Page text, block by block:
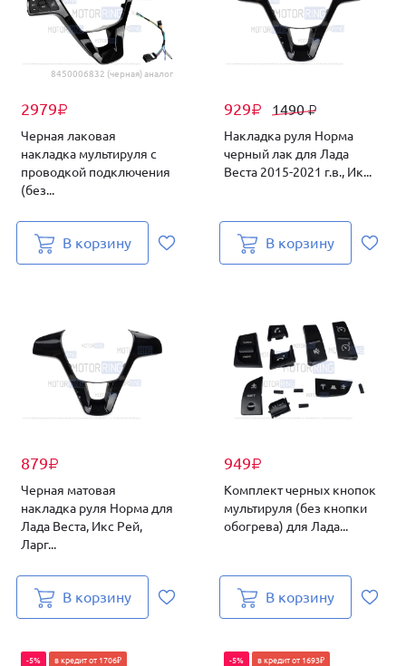
8450006832 (черная) аналог
2979₽
Черная лаковая
накладка мультируля с
проводкой подключения
(без...
В корзину
929₽ 1490₽
Накладка руля Норма
черный лак для Лада
Веста 2015-2021 г.в., Ик...
В корзину
879₽
Черная матовая
накладка руля Норма для
Лада Веста, Икс Рей,
Ларг...
В корзину
949₽
Комплект черных кнопок
мультируля (без кнопки
обогрева) для Лада...
В корзину
-5% в кредит от 1706₽ -5% в кредит от 1693₽